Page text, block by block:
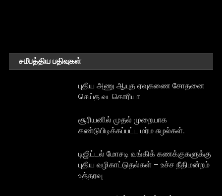
சமீபத்திய பதிவுகள்
புதிய அணு ஆயுத ஏவுகணை சோதனை
செய்த வடகொரியா
சூரியனில் முதல் முறையாக
கண்டுபிடிக்கப்பட்ட மர்ம சுழல்கள்.
டிஜிட்டல் மோசடி வங்கிக் கணக்குகளுக்கு
புதிய வழிகாட்டுதல்கள் – உச்ச நீதிமன்றம்
உத்தரவு